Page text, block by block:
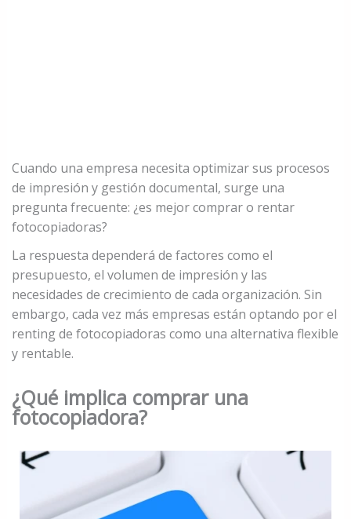
Cuando una empresa necesita optimizar sus procesos
de impresión y gestión documental, surge una
pregunta frecuente: ¿es mejor comprar o rentar
fotocopiadoras?
La respuesta dependerá de factores como el
presupuesto, el volumen de impresión y las
necesidades de crecimiento de cada organización. Sin
embargo, cada vez más empresas están optando por el
renting de fotocopiadoras como una alternativa flexible
y rentable.
¿Qué implica comprar una
fotocopiadora?